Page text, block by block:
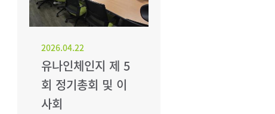
2026.04.22
유나인체인지 제 5
회 정기총회 및 이
사회